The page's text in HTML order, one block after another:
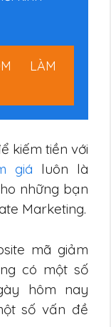
LÀM
kiếm tiền với
giá luôn là
những bạn
Marketing.
mã giảm
có một số
hôm nay
số vấn đề